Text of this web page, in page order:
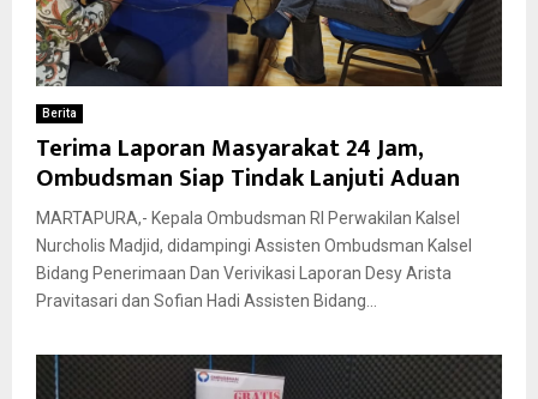
Berita
Terima Laporan Masyarakat 24 Jam,
Ombudsman Siap Tindak Lanjuti Aduan
MARTAPURA,- Kepala Ombudsman RI Perwakilan Kalsel
Nurcholis Madjid, didampingi Assisten Ombudsman Kalsel
Bidang Penerimaan Dan Verivikasi Laporan Desy Arista
Pravitasari dan Sofian Hadi Assisten Bidang...